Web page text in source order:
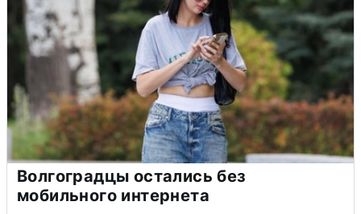
Волгоградцы остались без
мобильного интернета